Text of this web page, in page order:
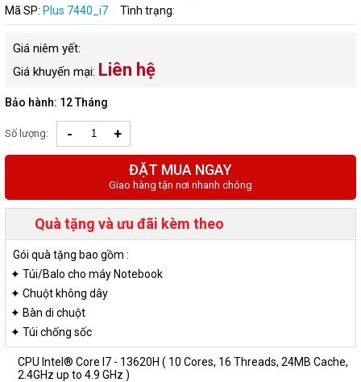
Mã SP: Plus 7440_i7 Tình trạng:
Giá niêm yết:
Giá khuyến mại: Liên hệ
Bảo hành: 12 Tháng
Số lượng: - +
ĐẶT MUA NGAY
Giao hàng tận nơi nhanh chóng
Quà tặng và ưu đãi kèm theo
Gói quà tặng bao gồm :
✦ Túi/Balo cho máy Notebook
✦ Chuột không dây
✦ Bàn di chuột
✦ Túi chống sốc
CPU Intel® Core I7 - 13620H ( 10 Cores, 16 Threads, 24MB Cache,
2.4GHz up to 4.9 GHz )